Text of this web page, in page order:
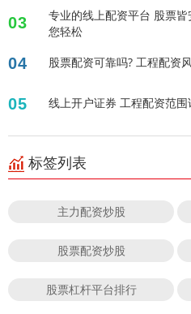
03
专业的线上配资平台 股票
您轻松
04 股票配资可靠吗? 工程配资
05 线上开户证券 工程配资范围
标签列表
主力配资炒股
股票配资炒股
股票杠杆平台排行